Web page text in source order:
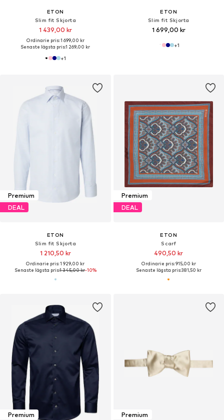
ETON
Slim fit Skjorta
1 439,00 kr
Ordinarie pris: 1 699,00 kr
Senaste lägsta pris:1 269,00 kr
+1
ETON
Slim fit Skjorta
1 699,00 kr
+1
Premium
DEAL
ETON
Slim fit Skjorta
1 210,50 kr
Ordinarie pris: 1 929,00 kr
Senaste lägsta pris:1 345,00 kr-10%
Premium
DEAL
ETON
Scarf
490,50 kr
Ordinarie pris: 915,00 kr
Senaste lägsta pris:381,50 kr
Premium
Premium